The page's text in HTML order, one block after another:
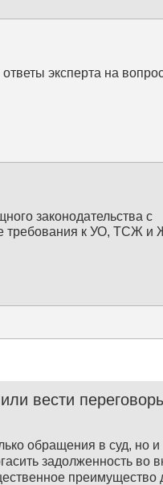
эксперта на
законодательства с
требования к УО, ТСЖ и
вести
обращения в суд, но
задолженность во
преимущество